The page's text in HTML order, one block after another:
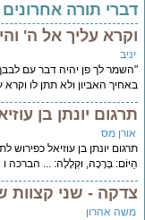
דברי תורה אחרונים
וקרא עליך אל ה'
יניב
"השמר לך פן יהיה דבר עם
באחיך האביון ולא תתן לו
תרגום יונתן בן
אורן מס
תרגום יונתן בן עוזיאל
הַיּוֹם: בְּרָכָה, וּקְלָלָה: ... הברכה ו
צדקה - שני קצוות
משה אהרון